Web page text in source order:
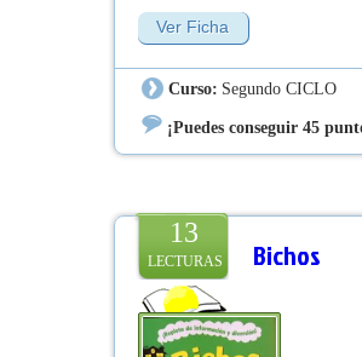
con el flautista, nunca se han
escuchar tarareos, ni nanas ni tan
Ver Ficha
Curso: Segundo CICLO
¡Puedes conseguir 45
13
LECTURAS Bichos